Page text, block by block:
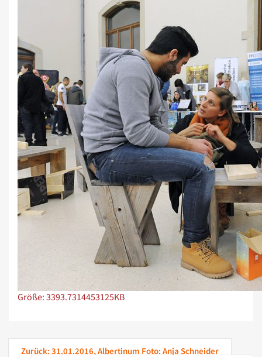
Zeige Bild in voller Größe…
Größe: 3393.7314453125KB
Zurück: 31.01.2016, Albertinum Foto: Anja Schneider